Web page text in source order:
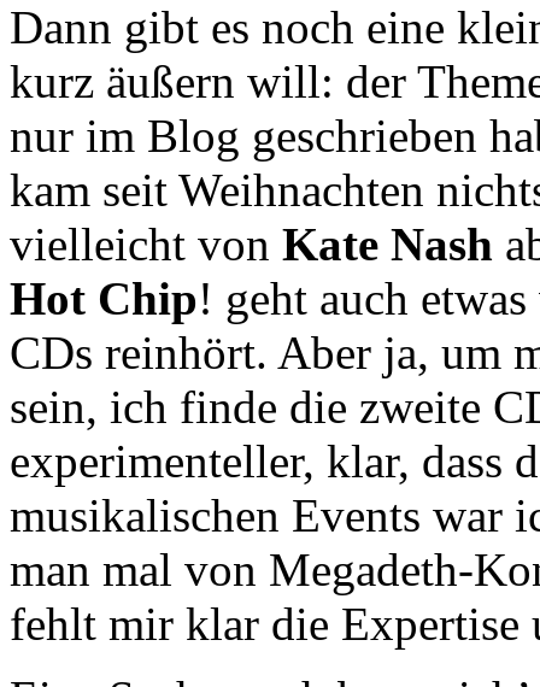
Dann gibt es noch eine
kurz äußern will: der
nur im Blog geschrieben
kam seit Weihnachten
vielleicht von Kate Nash
Hot Chip! geht auch
CDs reinhört. Aber ja, um
sein, ich finde die zweite
experimenteller, klar, dass
musikalischen Events war
man mal von Megadeth-
fehlt mir klar die Expertise